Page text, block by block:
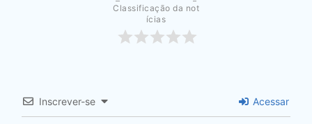
Classificação da not
ícias
Inscrever-se Acessar